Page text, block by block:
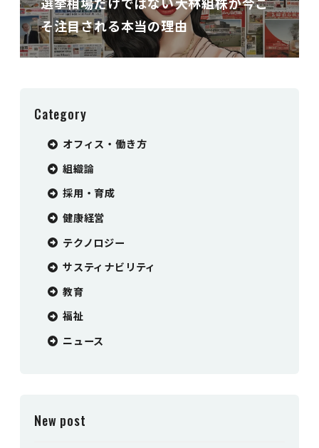
そ注目される本当の理由
Category
オフィス・働き方
組織論
採用・育成
健康経営
テクノロジー
サスティナビリティ
教育
福祉
ニュース
New post